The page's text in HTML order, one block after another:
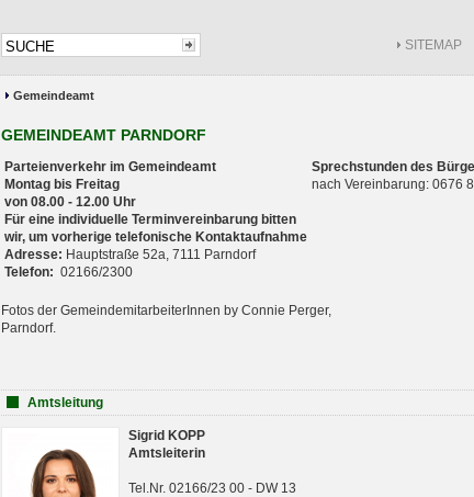
SITEMAP
Gemeindeamt
GEMEINDEAMT PARNDORF
Parteienverkehr im Gemeindeamt
Montag bis Freitag
von 08.00 - 12.00 Uhr
Für eine individuelle Terminvereinbarung bitten
wir, um vorherige telefonische Kontaktaufnahme
Adresse: Hauptstraße 52a, 7111 Parndorf
Telefon: 02166/2300
Sprechstunden des
nach Vereinbarung: 0676
Fotos der GemeindemitarbeiterInnen by Connie Perger,
Parndorf.
Amtsleitung
Sigrid KOPP
Amtsleiterin
Tel.Nr. 02166/23 00 - DW 13